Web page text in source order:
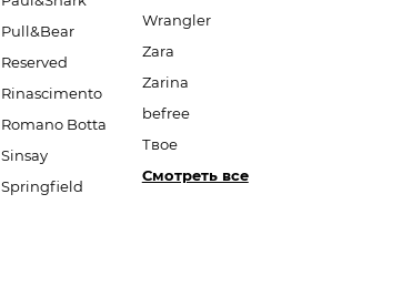
Pull&Bear
Reserved
Rinascimento
Romano Botta
Sinsay
Springfield
Wrangler
Zara
Zarina
befree
Твое
Смотреть все